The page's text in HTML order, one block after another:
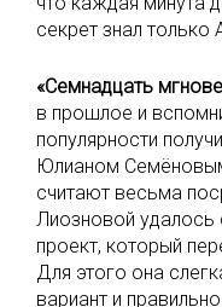
секрет знал только
«Семнадцать
в прошлое и
популярности
Юлианом
считают весьма
Лиозновой удалось
проект, который
Для этого она
вариант и